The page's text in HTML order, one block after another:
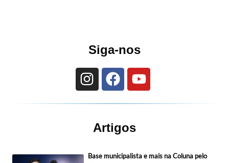
Siga-nos
Artigos
Base municipalista e mais na Coluna pelo